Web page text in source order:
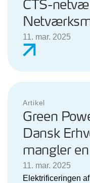
CTS-
11. mar. 2025
Artikel
Green
Dansk
mangler
11. mar. 2025
Elektrificeringen